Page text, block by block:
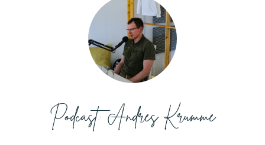
Podcast: Andres Krumme